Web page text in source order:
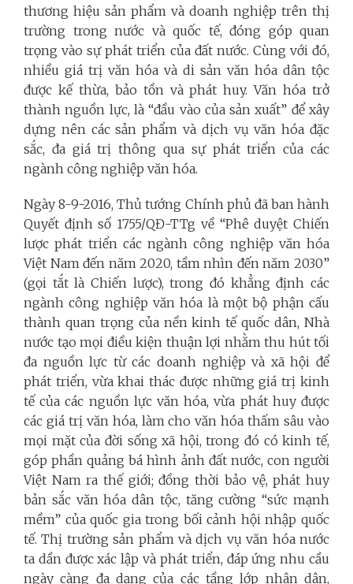
thương hiệu sản phẩm và doanh nghiệp trên thị
trường trong nước và quốc tế, đóng góp quan
trọng vào sự phát triển của đất nước. Cùng với đó,
nhiều giá trị văn hóa và di sản văn hóa dân tộc
được kế thừa, bảo tồn và phát huy. Văn hóa trở
thành nguồn lực, là “đầu vào của sản xuất” để xây
dựng nên các sản phẩm và dịch vụ văn hóa đặc
sắc, đa giá trị thông qua sự phát triển của các
ngành công nghiệp văn hóa.
Ngày 8-9-2016, Thủ tướng Chính phủ đã ban hành
Quyết định số 1755/QĐ-TTg về “Phê duyệt Chiến
lược phát triển các ngành công nghiệp văn hóa
Việt Nam đến năm 2020, tầm nhìn đến năm 2030”
(gọi tắt là Chiến lược), trong đó khẳng định các
ngành công nghiệp văn hóa là một bộ phận cấu
thành quan trọng của nền kinh tế quốc dân, Nhà
nước tạo mọi điều kiện thuận lợi nhằm thu hút tối
đa nguồn lực từ các doanh nghiệp và xã hội để
phát triển, vừa khai thác được những giá trị kinh
tế của các nguồn lực văn hóa, vừa phát huy được
các giá trị văn hóa, làm cho văn hóa thấm sâu vào
mọi mặt của đời sống xã hội, trong đó có kinh tế,
góp phần quảng bá hình ảnh đất nước, con người
Việt Nam ra thế giới; đồng thời bảo vệ, phát huy
bản sắc văn hóa dân tộc, tăng cường “sức mạnh
mềm” của quốc gia trong bối cảnh hội nhập quốc
tế. Thị trường sản phẩm và dịch vụ văn hóa nước
ta dần được xác lập và phát triển, đáp ứng nhu cầu
ngày càng đa dạng của các tầng lớp nhân dân,